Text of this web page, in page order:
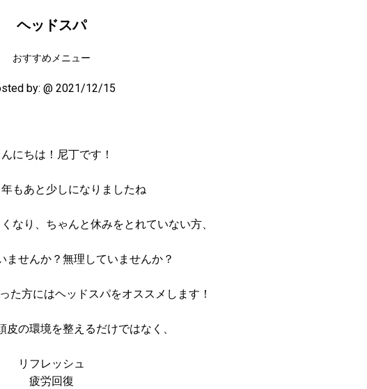
ヘッドスパ
おすすめメニュー
by: @ 2021/12/15
にちは！尼丁です！
もあと少しになりましたね
なり、ちゃんと休みをとれていない方、
ませんか？無理していませんか？
た方にはヘッドスパをオススメします！
皮の環境を整えるだけではなく、
リフレッシュ
疲労回復